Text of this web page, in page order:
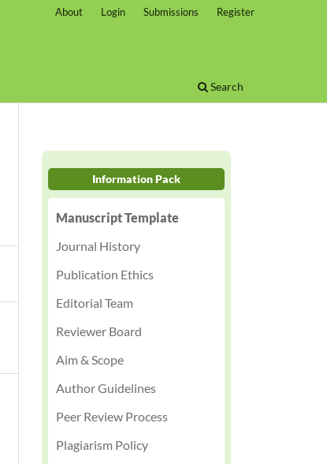
Search
About Login Submissions Register
Information Pack
Manuscript Template
Journal History
Publication Ethics
Editorial Team
Reviewer Board
Aim & Scope
Author Guidelines
Peer Review Process
Plagiarism Policy